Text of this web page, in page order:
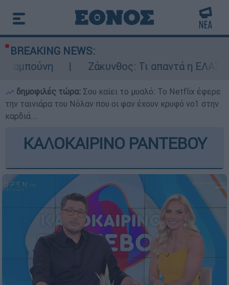
BREAKING NEWS:
Ζάκυνθος: Τι απαντά η ΕΛΑΣ για τους 8
δημοφιλές τώρα: Σου καίει το μυαλό: Το Netflix έφερε
την ταινιάρα του Νόλαν που οι φαν έχουν κρυφό νο1 στην
καρδιά...
ΚΑΛΟΚΑΙΡΙΝΟ ΡΑΝΤΕΒΟΥ